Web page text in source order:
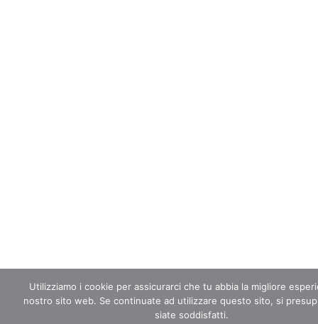
Utilizziamo i cookie per assicurarci che tu abbia la migliore
nostro sito web. Se continuate ad utilizzare questo sito, si
siate soddisfatti.